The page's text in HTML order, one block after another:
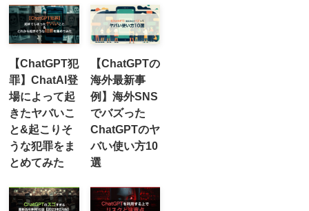
【ChatGPT犯
罪】ChatAI登
場によって起
きたヤバいこ
と&起こりそ
うな犯罪をま
とめてみた
【ChatGPTの
海外最新事
例】海外SNS
でバズった
ChatGPTのヤ
バい使い方10
選